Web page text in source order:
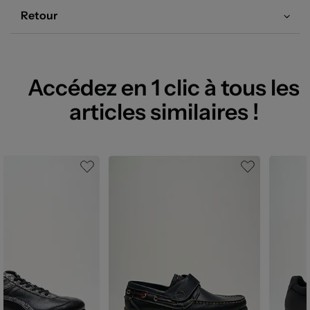
Retour
Accédez en 1 clic à tous les
articles similaires !